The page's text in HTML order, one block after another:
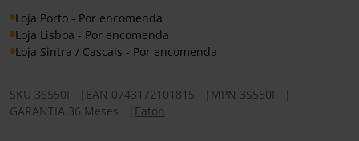
Loja Porto - Por encomenda
Loja Lisboa - Por encomenda
Loja Sintra / Cascais - Por encomenda
SKU 3S550I EAN 0743172101815 MPN 3S550I
GARANTIA 36 Meses
Eaton